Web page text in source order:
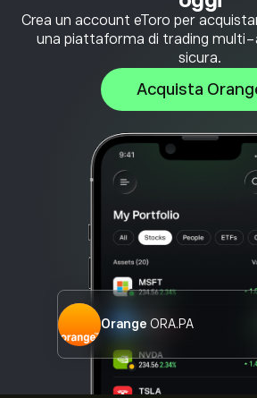
Crea un account eToro per
una piattaforma di trading
sicura.
Acquista
Orange ORA.PA